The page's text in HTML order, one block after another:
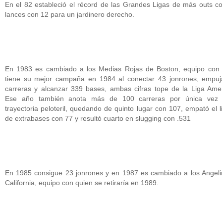
En el 82 estableció el récord de las Grandes Ligas de más outs
lances con 12 para un jardinero derecho.
En 1983 es cambiado a los Medias Rojas de Boston, equipo con
tiene su mejor campaña en 1984 al conectar 43 jonrones,
carreras y alcanzar 339 bases, ambas cifras tope de la Liga
Ese año también anota más de 100 carreras por única vez
trayectoria peloteril, quedando de quinto lugar con 107, empató el
de extrabases con 77 y resultó cuarto en slugging con .531
En 1985 consigue 23 jonrones y en 1987 es cambiado a los
California, equipo con quien se retiraría en 1989.